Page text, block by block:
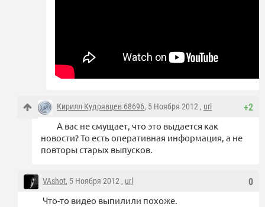
+2
Кирилл Кудрявцев 68696, 5 Ноября 2012 , url
А вас не смущает, что это выдается как
новости? То есть оперативная информация, а не
повторы старых выпусков.
0
VAshot, 5 Ноября 2012 , url
Что-то видео выпилили похоже.